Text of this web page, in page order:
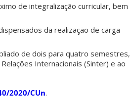
de integralização curricular, bem
da realização de carga
de dois para quatro semestres,
Internacionais (Sinter) e ao
2020/CUn.